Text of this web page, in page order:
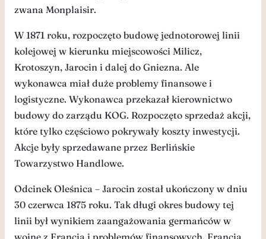
zwana Monplaisir.
W 1871 roku, rozpoczęto budowę jednotorowej linii
kolejowej w kierunku miejscowości Milicz,
Krotoszyn, Jarocin i dalej do Gniezna. Ale
wykonawca miał duże problemy finansowe i
logistyczne. Wykonawca przekazał kierownictwo
budowy do zarządu KOG. Rozpoczęto sprzedaż akcji,
które tylko częściowo pokrywały koszty inwestycji.
Akcje były sprzedawane przez Berlińskie
Towarzystwo Handlowe.
Odcinek Oleśnica – Jarocin został ukończony w dniu
30 czerwca 1875 roku. Tak długi okres budowy tej
linii był wynikiem zaangażowania germańców w
wojnę z Francją i problemów finansowych. Francja